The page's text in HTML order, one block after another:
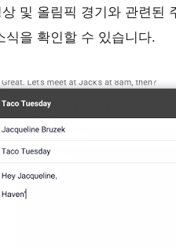
및 올림픽 경기와 관련된
식을 확인할 수 있습니다.